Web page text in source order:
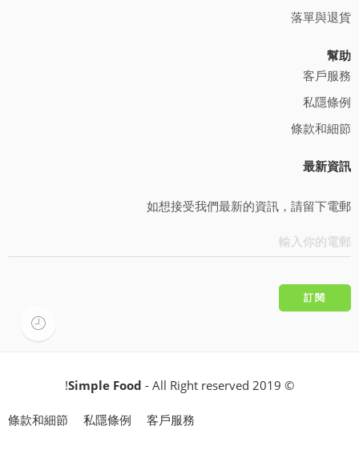
落單與退貨
幫助
客戶服務
私隱條例
條款和細節
最新資訊
如想接受我們最新的資訊，請留下電郵
© 2019
Simple Food - All Right reserved!
客戶服務
私隱條例
條款和細節